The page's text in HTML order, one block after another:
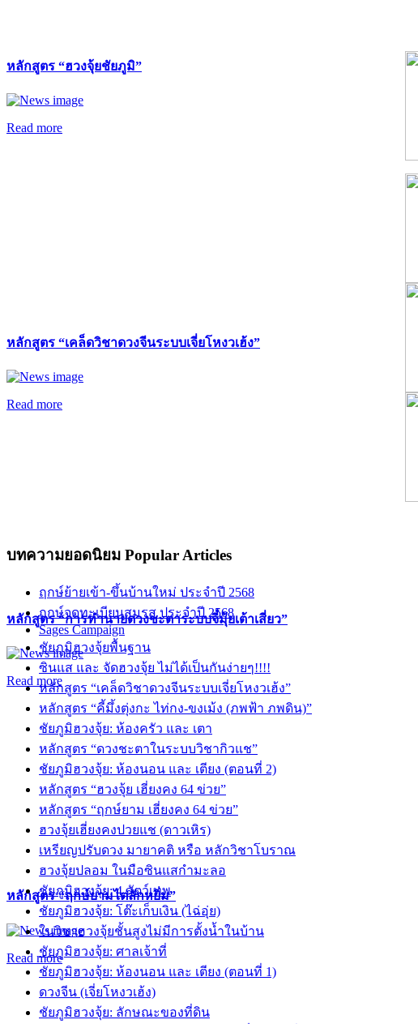
หลักสูตร “ฮวงจุ้ยชัยภูมิ”
Read more
หลักสูตร “เคล็ดวิชาดวงจีนระบบเจี่ยโหงวเฮ้ง”
Read more
หลักสูตร “การทำนายดวงชะตาระบบจี๋มุ้ยเต้าเสี่ยว”
Read more
หลักสูตร “ฤกษ์ยามไต่ลักหยิ่ม”
Read more
บทความยอดนิยม Popular Articles
ฤกษ์ย้ายเข้า-ขึ้นบ้านใหม่ ประจำปี 2568
ฤกษ์จดทะเบียนสมรส ประจำปี 2568
Sages Campaign
ชัยภูมิฮวงจุ้ยพื้นฐาน
ซินแส และ จัดฮวงจุ้ย ไม่ได้เป็นกันง่ายๆ!!!!
หลักสูตร “เคล็ดวิชาดวงจีนระบบเจี่ยโหงวเฮ้ง”
หลักสูตร “คี้มึ้งตุ่งกะ ไท่กง-ขงเม้ง (ภพฟ้า ภพดิน)”
ชัยภูมิฮวงจุ้ย: ห้องครัว และ เตา
หลักสูตร “ดวงชะตาในระบบวิชากิวแช”
ชัยภูมิฮวงจุ้ย: ห้องนอน และ เตียง (ตอนที่ 2)
หลักสูตร “ฮวงจุ้ย เฮี่ยงคง 64 ข่วย”
หลักสูตร “ฤกษ์ยาม เฮี่ยงคง 64 ข่วย”
ฮวงจุ้ยเฮี่ยงคงปวยแช (ดาวเหิร)
เหรียญปรับดวง มายาคติ หรือ หลักวิชาโบราณ
ฮวงจุ้ยปลอม ในมือซินแสกำมะลอ
ชัยภูมิฮวงจุ้ย: 4 สัตว์เทพ
ชัยภูมิฮวงจุ้ย: โต๊ะเก็บเงิน (ไฉ่อุ่ย)
ในวิชาฮวงจุ้ยชั้นสูงไม่มีการตั้งน้ำในบ้าน
ชัยภูมิฮวงจุ้ย: ศาลเจ้าที่
ชัยภูมิฮวงจุ้ย: ห้องนอน และ เตียง (ตอนที่ 1)
ดวงจีน (เจี่ยโหงวเฮ้ง)
ชัยภูมิฮวงจุ้ย: ลักษณะของที่ดิน